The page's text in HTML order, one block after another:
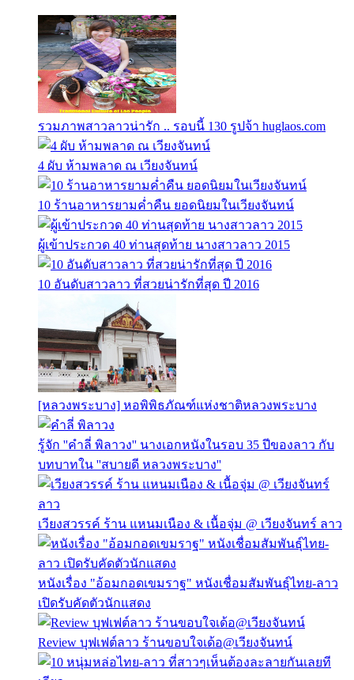
รวมภาพสาวลาวน่ารัก .. รอบนี้ 130 รูปจ้า huglaos.com
4 ผับ ห้ามพลาด ณ เวียงจันทน์
10 ร้านอาหารยามค่ำคืน ยอดนิยมในเวียงจันทน์
ผู้เข้าประกวด 40 ท่านสุดท้าย นางสาวลาว 2015
10 อันดับสาวลาว ที่สวยน่ารักที่สุด ปี 2016
[หลวงพระบาง] หอพิพิธภัณฑ์แห่งชาติหลวงพระบาง
รู้จัก ''คำลี่ พิลาวง'' นางเอกหนังในรอบ 35 ปีของลาว กับ
บทบาทใน ''สบายดี หลวงพระบาง''
เวียงสวรรค์ ร้าน แหนมเนือง & เนื้อจุ่ม @ เวียงจันทร์ ลาว
หนังเรื่อง "อ้อมกอดเขมราฐ" หนังเชื่อมสัมพันธุ์ไทย-ลาว
เปิดรับคัดตัวนักแสดง
Review บุฟเฟต์ลาว ร้านขอบใจเด้อ@เวียงจันทน์